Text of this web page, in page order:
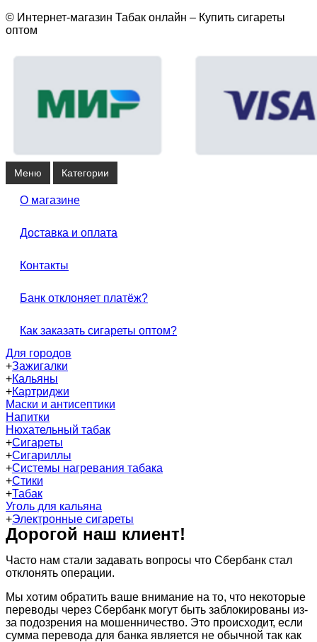
© Интернет-магазин Табак онлайн – Купить сигареты
оптом
Меню Категории
О магазине
Доставка и оплата
Контакты
Банк отклоняет платёж?
Как заказать сигареты оптом?
Для городов
+Зажигалки
+Кальяны
+Картриджи
Маски и антисептики
Напитки
Нюхательный табак
+Сигареты
+Сигариллы
+Системы нагревания табака
+Стики
+Табак
Уголь для кальяна
+Электронные сигареты
Дорогой наш клиент!
Часто нам стали задавать вопросы что Сбербанк стал
отклонять операции.
Мы хотим обратить ваше внимание на то, что некоторые
переводы через Сбербанк могут быть заблокированы из-
за подозрения на мошенничество. Это происходит, если
сумма перевода для банка является не обычной так как